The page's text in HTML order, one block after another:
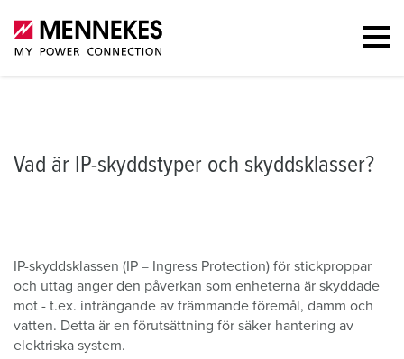
Vad är IP-skyddstyper och skyddsklasser?
Vad är IP-skyddstyper och skyddsklasser?
IP-skyddsklassen (IP = Ingress Protection) för stickproppar
och uttag anger den påverkan som enheterna är skyddade
mot - t.ex. inträngande av främmande föremål, damm och
vatten. Detta är en förutsättning för säker hantering av
elektriska system.